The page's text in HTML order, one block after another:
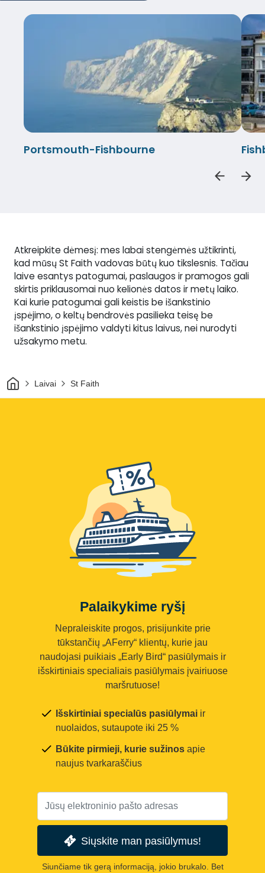
Portsmouth-Fishbourne
Atkreipkite dėmesį: mes labai stengėmės užtikrinti,
kad mūsų St Faith vadovas būtų kuo tikslesnis. Tačiau
laive esantys patogumai, paslaugos ir pramogos gali
skirtis priklausomai nuo kelionės datos ir metų laiko.
Kai kurie patogumai gali keistis be išankstinio
įspėjimo, o keltų bendrovės pasilieka teisę be
išankstinio įspėjimo valdyti kitus laivus, nei nurodyti
užsakymo metu.
PradžiaLaivai St Faith
Palaikykime ryšį
Nepraleiskite progos, prisijunkite prie
tūkstančių „AFerry“ klientų, kurie jau
naudojasi puikiais „Early Bird“ pasiūlymais ir
išskirtiniais specialiais pasiūlymais įvairiuose
maršrutuose!
Išskirtiniai specialūs pasiūlymai ir
nuolaidos, sutaupote iki 25 %
Būkite pirmieji, kurie sužinos apie
naujus tvarkaraščius
Siųskite man pasiūlymus!
Siunčiame tik gerą informaciją, jokio brukalo. Bet